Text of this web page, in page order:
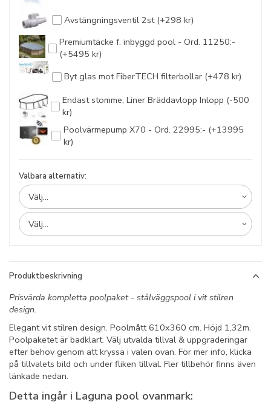
Avstängningsventil 2st (+298 kr)
Premiumtäcke f. inbyggd pool - Ord. 11250:-
(+5495 kr)
Byt glas mot FiberTECH filterbollar (+478 kr)
Endast stomme, Liner Bräddavlopp Inlopp (-500
kr)
Poolvärmepump X70 - Ord. 22995:- (+13995
kr)
Valbara alternativ:
Välj...
Välj...
Produktbeskrivning
Prisvärda kompletta poolpaket - stålväggspool i vit stilren
design.
Elegant vit stilren design. Poolmått 610x360 cm. Höjd 1,32m.
Poolpaketet är badklart. Välj utvalda tillval & uppgraderingar
efter behov genom att kryssa i valen ovan. För mer info, klicka
på tillvalets bild och under fliken tillval. Fler tillbehör finns även
länkade nedan.
Detta ingår i Laguna pool ovanmark: